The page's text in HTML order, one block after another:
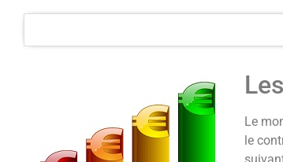
Le
le